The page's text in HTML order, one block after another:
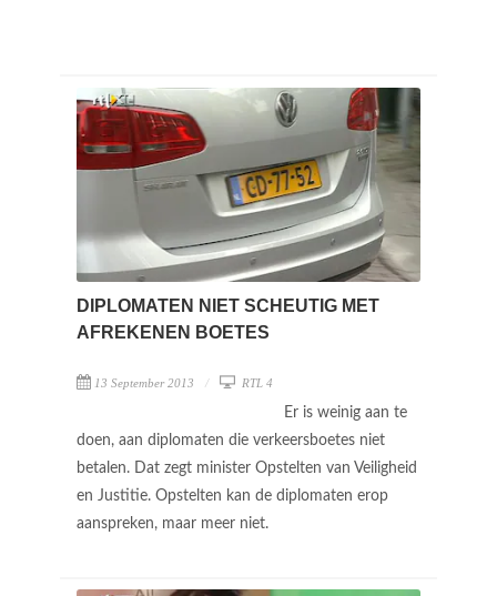
DIPLOMATEN NIET SCHEUTIG MET
AFREKENEN BOETES
13 September 2013 RTL 4
Er is weinig aan te
doen, aan diplomaten die verkeersboetes niet
betalen. Dat zegt minister Opstelten van Veiligheid
en Justitie. Opstelten kan de diplomaten erop
aanspreken, maar meer niet.